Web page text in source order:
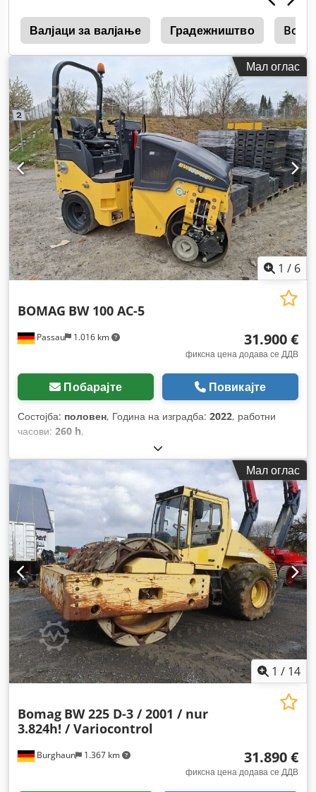
Валјаци за валјање Градежништво
Мал оглас
1 / 6
Passau 1.016 km
BOMAG BW 100 AC-5
31.900 €
фиксна цена додава се ДДВ
Побарајте Повикајте
Состојба: половен, Година на изградба: 2022, работни
часови: 260 h,
Мал оглас
1 / 14
Burghaun 1.367 km
Bomag BW 225 D-3 / 2001 / nur
3.824h! / Variocontrol
31.890 €
фиксна цена додава се ДДВ